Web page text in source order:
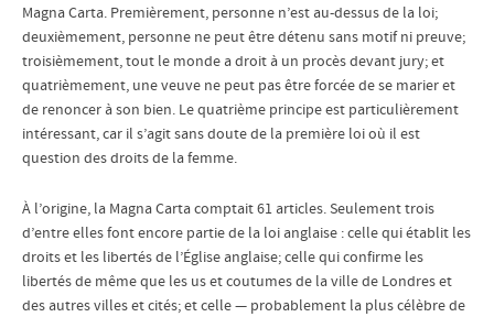
Magna Carta. Premièrement, personne n’est au-dessus de la loi;
deuxièmement, personne ne peut être détenu sans motif ni preuve;
troisièmement, tout le monde a droit à un procès devant jury; et
quatrièmement, une veuve ne peut pas être forcée de se marier et
de renoncer à son bien. Le quatrième principe est particulièrement
intéressant, car il s’agit sans doute de la première loi où il est
question des droits de la femme.
À l’origine, la Magna Carta comptait 61 articles. Seulement trois
d’entre elles font encore partie de la loi anglaise : celle qui établit les
droits et les libertés de l’Église anglaise; celle qui confirme les
libertés de même que les us et coutumes de la ville de Londres et
des autres villes et cités; et celle — probablement la plus célèbre de